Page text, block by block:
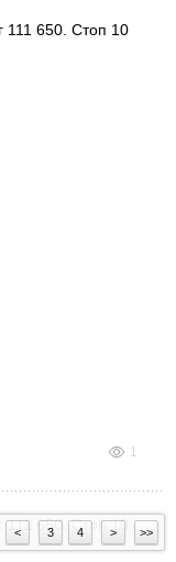
111 650. Стоп 10
1
111 650. Стоп 10
< 3 4 > >>